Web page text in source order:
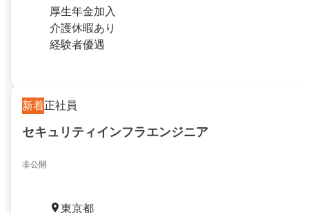
厚生年金加入
介護休暇あり
経験者優遇
新着正社員
セキュリティインフラエンジニア
非公開
東京都